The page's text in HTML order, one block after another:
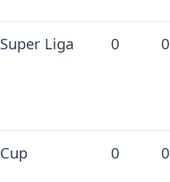
Super Liga 0 0
Cup 0 0